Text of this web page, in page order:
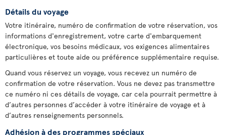
Détails du voyage
Votre itinéraire, numéro de confirmation de votre réservation, vos
informations d'enregistrement, votre carte d'embarquement
électronique, vos besoins médicaux, vos exigences alimentaires
particulières et toute aide ou préférence supplémentaire requise.
Quand vous réservez un voyage, vous recevez un numéro de
confirmation de votre réservation. Vous ne devez pas transmettre
ce numéro ni ces détails de voyage, car cela pourrait permettre à
d’autres personnes d’accéder à votre itinéraire de voyage et à
d’autres renseignements personnels.
Adhésion à des programmes spéciaux